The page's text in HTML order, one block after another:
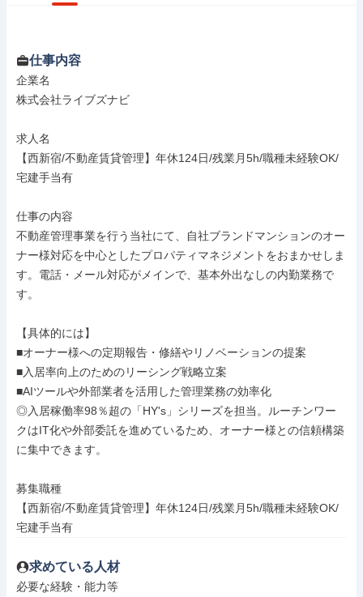
仕事内容
企業名
株式会社ライブズナビ
求人名
【西新宿/不動産賃貸管理】年休124日/残業月5h/職種未経験OK/
宅建手当有
仕事の内容
不動産管理事業を行う当社にて、自社ブランドマンションのオー
ナー様対応を中心としたプロパティマネジメントをおまかせしま
す。電話・メール対応がメインで、基本外出なしの内勤業務で
す。
【具体的には】
■オーナー様への定期報告・修繕やリノベーションの提案
■入居率向上のためのリーシング戦略立案
■AIツールや外部業者を活用した管理業務の効率化
◎入居稼働率98％超の「HY's」シリーズを担当。ルーチンワー
クはIT化や外部委託を進めているため、オーナー様との信頼構築
に集中できます。
募集職種
【西新宿/不動産賃貸管理】年休124日/残業月5h/職種未経験OK/
宅建手当有
求めている人材
必要な経験・能力等